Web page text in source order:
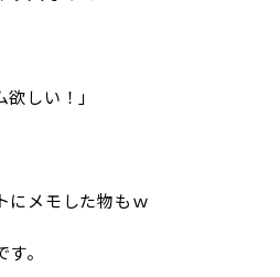
しい！」
にメモした物もｗ
。